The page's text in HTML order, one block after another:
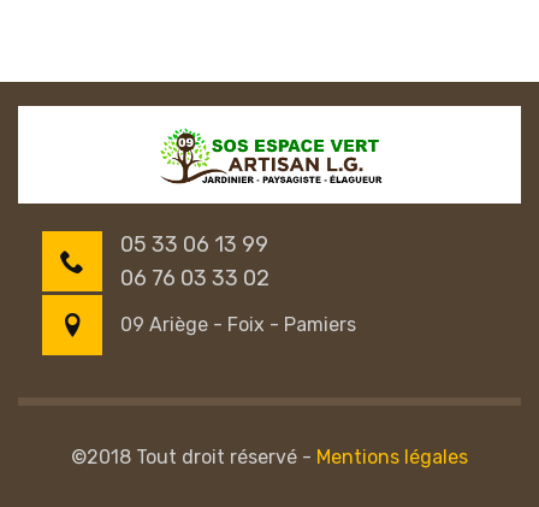
05 33 06 13 99
06 76 03 33 02
09 Ariège - Foix - Pamiers
©2018 Tout droit réservé - Mentions légales